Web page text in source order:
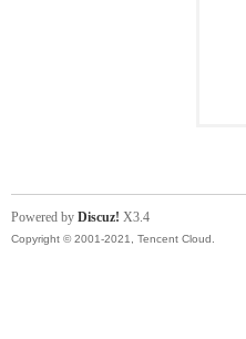
Powered by Discuz! X3.4
Copyright © 2001-2021, Tencent Cloud.